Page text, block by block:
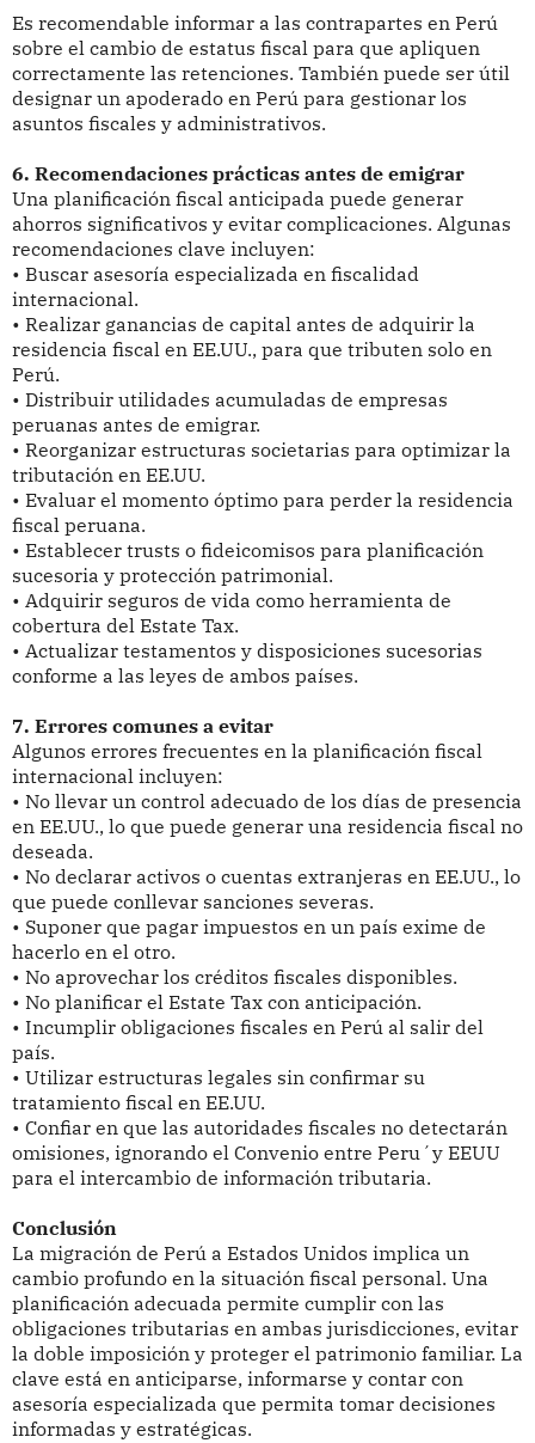
Es recomendable informar a las contrapartes en Perú
sobre el cambio de estatus fiscal para que apliquen
correctamente las retenciones. También puede ser útil
designar un apoderado en Perú para gestionar los
asuntos fiscales y administrativos.
6. Recomendaciones prácticas antes de emigrar
Una planificación fiscal anticipada puede generar
ahorros significativos y evitar complicaciones. Algunas
recomendaciones clave incluyen:
• Buscar asesoría especializada en fiscalidad
internacional.
• Realizar ganancias de capital antes de adquirir la
residencia fiscal en EE.UU., para que tributen solo en
Perú.
• Distribuir utilidades acumuladas de empresas
peruanas antes de emigrar.
• Reorganizar estructuras societarias para optimizar la
tributación en EE.UU.
• Evaluar el momento óptimo para perder la residencia
fiscal peruana.
• Establecer trusts o fideicomisos para planificación
sucesoria y protección patrimonial.
• Adquirir seguros de vida como herramienta de
cobertura del Estate Tax.
• Actualizar testamentos y disposiciones sucesorias
conforme a las leyes de ambos países.
7. Errores comunes a evitar
Algunos errores frecuentes en la planificación fiscal
internacional incluyen:
• No llevar un control adecuado de los días de presencia
en EE.UU., lo que puede generar una residencia fiscal no
deseada.
• No declarar activos o cuentas extranjeras en EE.UU., lo
que puede conllevar sanciones severas.
• Suponer que pagar impuestos en un país exime de
hacerlo en el otro.
• No aprovechar los créditos fiscales disponibles.
• No planificar el Estate Tax con anticipación.
• Incumplir obligaciones fiscales en Perú al salir del
país.
• Utilizar estructuras legales sin confirmar su
tratamiento fiscal en EE.UU.
• Confiar en que las autoridades fiscales no detectarán
omisiones, ignorando el Convenio entre Peru´y EEUU
para el intercambio de información tributaria.
Conclusión
La migración de Perú a Estados Unidos implica un
cambio profundo en la situación fiscal personal. Una
planificación adecuada permite cumplir con las
obligaciones tributarias en ambas jurisdicciones, evitar
la doble imposición y proteger el patrimonio familiar. La
clave está en anticiparse, informarse y contar con
asesoría especializada que permita tomar decisiones
informadas y estratégicas.